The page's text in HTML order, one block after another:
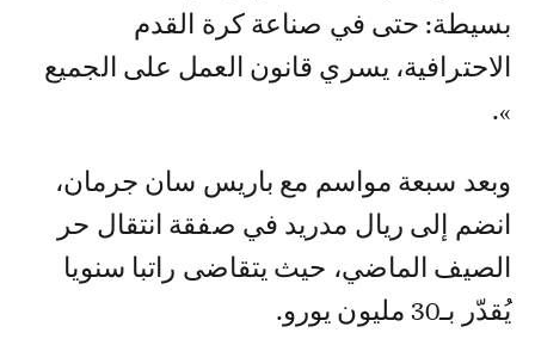
بسيطة: حتى في صناعة كرة القدم
الاحترافية، يسري قانون العمل على الجميع
».
وبعد سبعة مواسم مع باريس سان جرمان،
انضم إلى ريال مدريد في صفقة انتقال حر
الصيف الماضي، حيث يتقاضى راتبا سنويا
يُقدّر بـ30 مليون يورو.